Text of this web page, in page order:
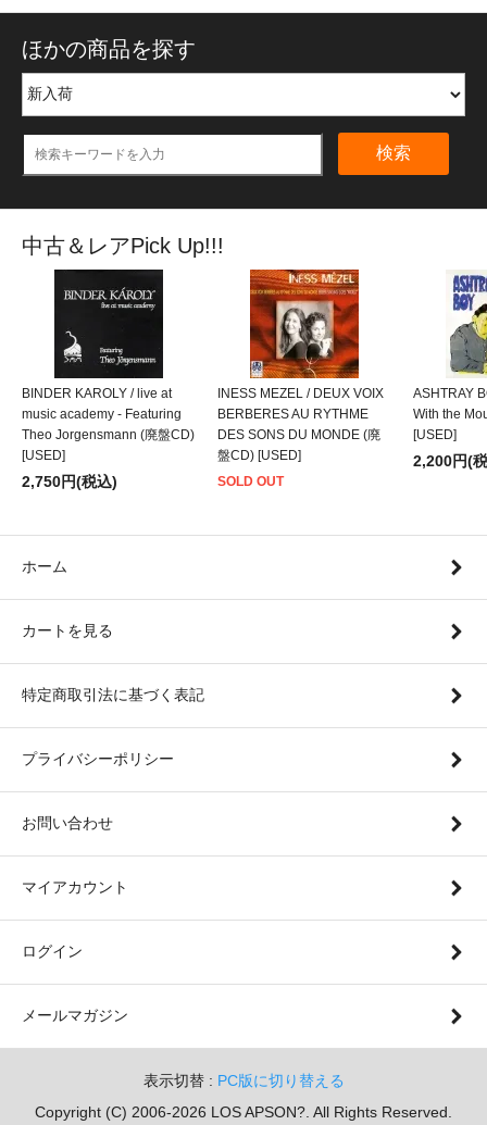
ほかの商品を探す
検索
中古＆レアPick Up!!!
BINDER KAROLY / live at
music academy - Featuring
Theo Jorgensmann (廃盤CD)
[USED]
2,750円(税込)
INESS MEZEL / DEUX VOIX
BERBERES AU RYTHME
DES SONS DU MONDE (廃
盤CD) [USED]
SOLD OUT
ASHTRAY
With the
[USED]
2,200円(
ホーム
カートを見る
特定商取引法に基づく表記
プライバシーポリシー
お問い合わせ
マイアカウント
ログイン
メールマガジン
表示切替 : PC版に切り替える
Copyright (C) 2006-2026 LOS APSON?. All Rights Reserved.